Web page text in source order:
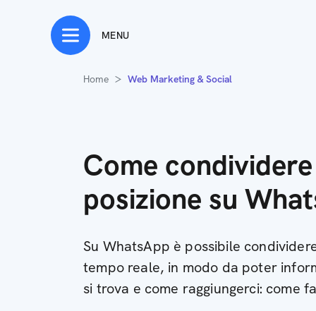
MENU
Home Web Marketing & Social
Come
posizione su
Su WhatsApp è possibile
tempo reale, in modo da poter
si trova e come raggiungerci: come